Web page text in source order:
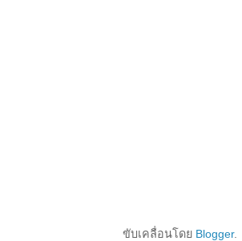
ขับเคลื่อนโดย Blogger.